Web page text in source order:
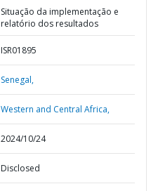
Situação da implementação e
relatório dos resultados
ISR01895
Senegal,
Western and Central Africa,
2024/10/24
Disclosed